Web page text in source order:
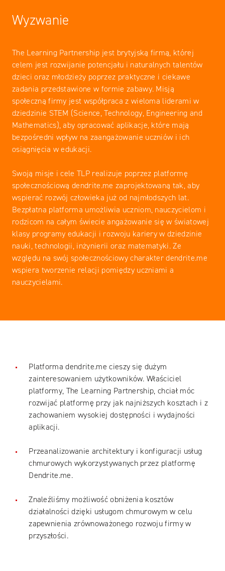
Wyzwanie
The Learning Partnership jest brytyjską firmą, której
celem jest rozwijanie potencjału i naturalnych talentów
dzieci oraz młodzieży poprzez praktyczne i ciekawe
zadania przedstawione w formie zabawy. Misją
społeczną firmy jest współpraca z wieloma liderami w
dziedzinie STEM (Science, Technology, Engineering and
Mathematics), aby opracować aplikacje, które mają
bezpośredni wpływ na zaangażowanie uczniów i ich
osiągnięcia w edukacji.
Swoją misje i cele TLP realizuje poprzez platformę
społecznościową dendrite.me zaprojektowaną tak, aby
wspierać rozwój człowieka już od najmłodszych lat.
Bezpłatna platforma umożliwia uczniom, nauczycielom i
rodzicom na całym świecie angażowanie się w światowej
klasy programy edukacji i rozwoju kariery w dziedzinie
nauki, technologii, inżynierii oraz matematyki. Ze
względu na swój społecznościowy charakter dendrite.me
wspiera tworzenie relacji pomiędzy uczniami a
nauczycielami.
Platforma dendrite.me cieszy się dużym
zainteresowaniem użytkowników. Właściciel
platformy, The Learning Partnership, chciał móc
rozwijać platformę przy jak najniższych kosztach i z
zachowaniem wysokiej dostępności i wydajności
aplikacji.
Przeanalizowanie architektury i konfiguracji usług
chmurowych wykorzystywanych przez platformę
Dendrite.me.
Znaleźliśmy możliwość obniżenia kosztów
działalności dzięki usługom chmurowym w celu
zapewnienia zrównoważonego rozwoju firmy w
przyszłości.